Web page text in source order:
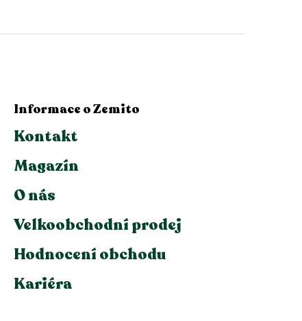
Informace o Zemito
Kontakt
Magazín
O nás
Velkoobchodní prodej
Hodnocení obchodu
Kariéra